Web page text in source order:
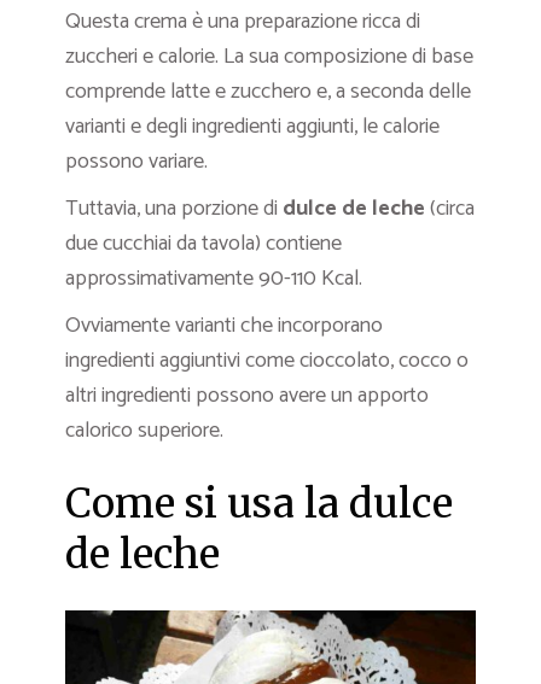
Questa crema è una preparazione ricca di
zuccheri e calorie. La sua composizione di base
comprende latte e zucchero e, a seconda delle
varianti e degli ingredienti aggiunti, le calorie
possono variare.
Tuttavia, una porzione di dulce de leche(circa
due cucchiai da tavola) contiene
approssimativamente 90-110 Kcal.
Ovviamente varianti che incorporano
ingredienti aggiuntivi come cioccolato, cocco o
altri ingredienti possono avere un apporto
calorico superiore.
Come si usa la dulce
de leche